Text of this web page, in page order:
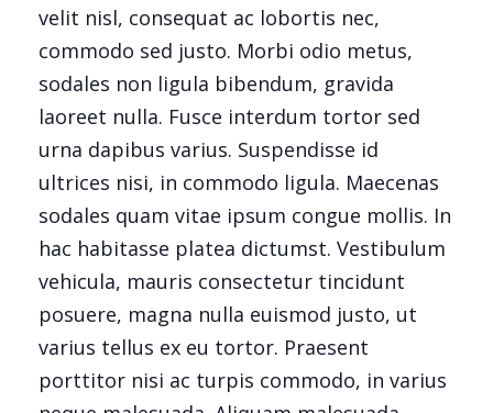
velit nisl, consequat ac lobortis nec,
commodo sed justo. Morbi odio metus,
sodales non ligula bibendum, gravida
laoreet nulla. Fusce interdum tortor sed
urna dapibus varius. Suspendisse id
ultrices nisi, in commodo ligula. Maecenas
sodales quam vitae ipsum congue mollis. In
hac habitasse platea dictumst. Vestibulum
vehicula, mauris consectetur tincidunt
posuere, magna nulla euismod justo, ut
varius tellus ex eu tortor. Praesent
porttitor nisi ac turpis commodo, in varius